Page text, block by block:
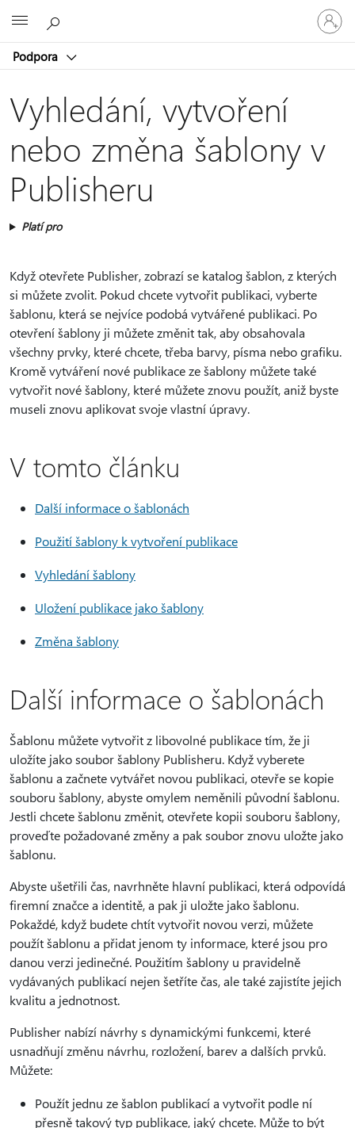
Podpora
Přihlaste
se
ke
účtu
Vyhledání, vytvoření
nebo změna šablony v
Publisheru
Platí pro
Když otevřete Publisher, zobrazí se katalog šablon, z kterých
si můžete zvolit. Pokud chcete vytvořit publikaci, vyberte
šablonu, která se nejvíce podobá vytvářené publikaci. Po
otevření šablony ji můžete změnit tak, aby obsahovala
všechny prvky, které chcete, třeba barvy, písma nebo grafiku.
Kromě vytváření nové publikace ze šablony můžete také
vytvořit nové šablony, které můžete znovu použít, aniž byste
museli znovu aplikovat svoje vlastní úpravy.
V tomto článku
Další informace o šablonách
Použití šablony k vytvoření publikace
Vyhledání šablony
Uložení publikace jako šablony
Změna šablony
Další informace o šablonách
Šablonu můžete vytvořit z libovolné publikace tím, že ji
uložíte jako soubor šablony Publisheru. Když vyberete
šablonu a začnete vytvářet novou publikaci, otevře se kopie
souboru šablony, abyste omylem neměnili původní šablonu.
Jestli chcete šablonu změnit, otevřete kopii souboru šablony,
proveďte požadované změny a pak soubor znovu uložte jako
šablonu.
Abyste ušetřili čas, navrhněte hlavní publikaci, která odpovídá
firemní značce a identitě, a pak ji uložte jako šablonu.
Pokaždé, když budete chtít vytvořit novou verzi, můžete
použít šablonu a přidat jenom ty informace, které jsou pro
danou verzi jedinečné. Použitím šablony u pravidelně
vydávaných publikací nejen šetříte čas, ale také zajistíte jejich
kvalitu a jednotnost.
Publisher nabízí návrhy s dynamickými funkcemi, které
usnadňují změnu návrhu, rozložení, barev a dalších prvků.
Můžete:
Použít jednu ze šablon publikací a vytvořit podle ní
přesně takový typ publikace, jaký chcete. Může to být